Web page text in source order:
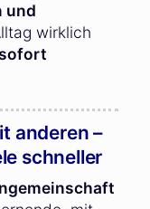
und
wirklich
anderen –
schneller